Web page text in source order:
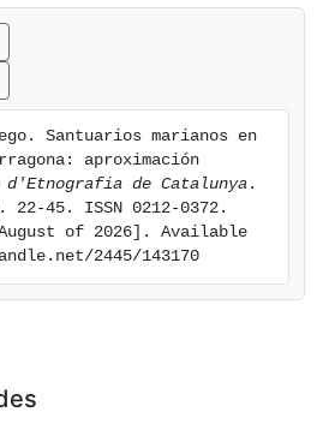
Santuarios marianos en
aproximación
d'Etnografia de Catalunya .
45. ISSN 0212-0372.
of 2026]. Available
2445/143170